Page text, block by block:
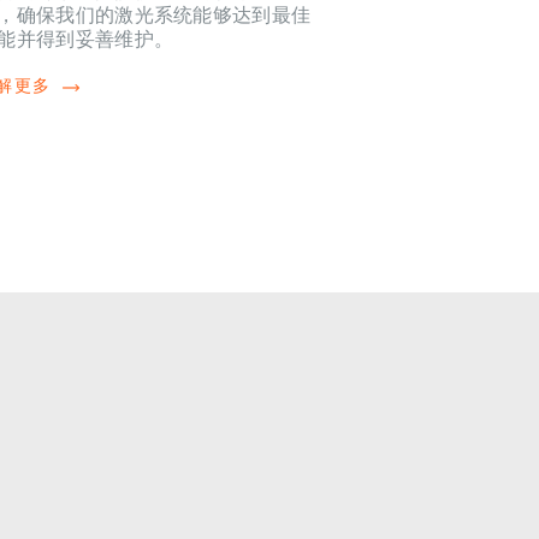
确保我们的激光系统能够达到最佳
并得到妥善维护。
更多